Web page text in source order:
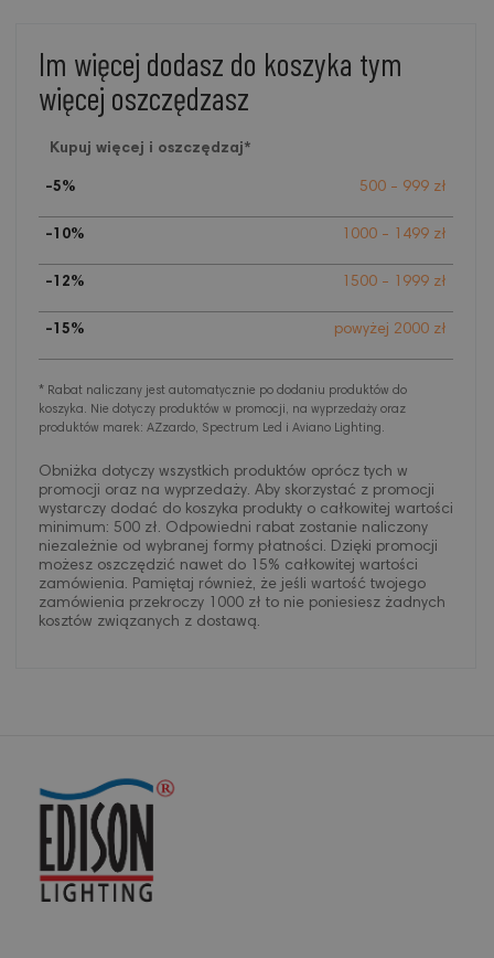
Im więcej dodasz do koszyka tym
więcej oszczędzasz
Kupuj więcej i oszczędzaj*
-5% 500 - 999 zł
-10% 1000 - 1499 zł
-12% 1500 - 1999 zł
-15% powyżej 2000 zł
* Rabat naliczany jest automatycznie po dodaniu produktów do
koszyka. Nie dotyczy produktów w promocji, na wyprzedaży oraz
produktów marek: AZzardo, Spectrum Led i Aviano Lighting.
Obniżka dotyczy wszystkich produktów oprócz tych w
promocji oraz na wyprzedaży. Aby skorzystać z promocji
wystarczy dodać do koszyka produkty o całkowitej wartości
minimum: 500 zł. Odpowiedni rabat zostanie naliczony
niezależnie od wybranej formy płatności. Dzięki promocji
możesz oszczędzić nawet do 15% całkowitej wartości
zamówienia. Pamiętaj również, że jeśli wartość twojego
zamówienia przekroczy 1000 zł to nie poniesiesz żadnych
kosztów związanych z dostawą.